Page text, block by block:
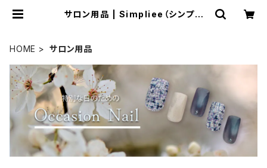
サロン用品 | Simpliee（シンプリ
HOME サロン用品